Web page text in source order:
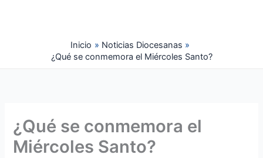
Inicio
Noticias Diocesanas
¿Qué se conmemora el Miércoles Santo?
¿Qué se conmemora el
Miércoles Santo?